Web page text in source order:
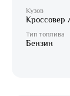
Кузов
Кроссовер
Тип топлива
Бензин